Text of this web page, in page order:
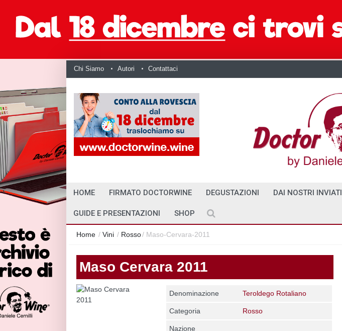
Chi Siamo Autori Contattaci
HOME FIRMATO DOCTORWINE DEGUSTAZIONI DAI NOSTRI INVIATI
GUIDE E PRESENTAZIONI SHOP
Home / Vini / Rosso/ Maso-Cervara-2011
Maso Cervara 2011
Denominazione Teroldego Rotaliano
Categoria Rosso
Nazione